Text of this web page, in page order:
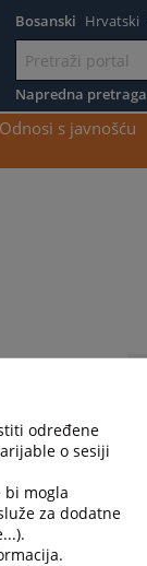
Bosanski Hrvatski
Napredna pretraga
Odnosi s javnošću
određene
o sesiji
bi mogla
za dodatne